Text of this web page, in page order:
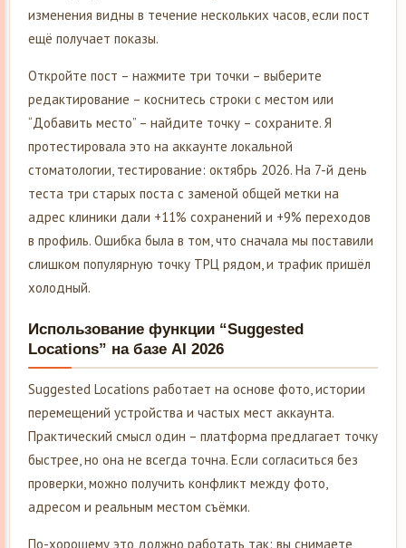
изменения видны в течение нескольких часов, если пост
ещё получает показы.
Откройте пост – нажмите три точки – выберите
редактирование – коснитесь строки с местом или
“Добавить место” – найдите точку – сохраните. Я
протестировала это на аккаунте локальной
стоматологии, тестирование: октябрь 2026. На 7-й день
теста три старых поста с заменой общей метки на
адрес клиники дали +11% сохранений и +9% переходов
в профиль. Ошибка была в том, что сначала мы поставили
слишком популярную точку ТРЦ рядом, и трафик пришёл
холодный.
Использование функции “Suggested
Locations” на базе AI 2026
Suggested Locations работает на основе фото, истории
перемещений устройства и частых мест аккаунта.
Практический смысл один – платформа предлагает точку
быстрее, но она не всегда точна. Если согласиться без
проверки, можно получить конфликт между фото,
адресом и реальным местом съёмки.
По-хорошему это должно работать так: вы снимаете